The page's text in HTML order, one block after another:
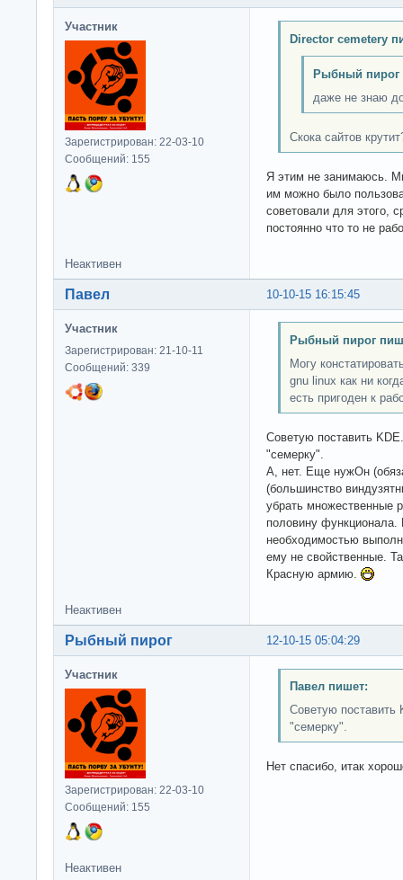
Участник
Зарегистрирован: 22-03-10
Сообщений: 155
Director cemetery
Рыбный пирог
даже не знаю
Скока сайтов
Я этим не занимаюсь.
им можно было
советовали для этого,
постоянно что то не
Неактивен
10-10-15 16:15:45
Павел
Участник
Зарегистрирован: 21-10-11
Сообщений: 339
Рыбный пирог
Могу
gnu linux как ни
есть пригоден к
Советую поставить
"семерку".
А, нет. Еще нужОн
(большинство
убрать множественные
половину функционала.
необходимостью
ему не свойственные.
Красную армию.
Неактивен
12-10-15 05:04:29
Рыбный пирог
Участник
Зарегистрирован: 22-03-10
Сообщений: 155
Павел пишет:
Советую поставить
"семерку".
Нет спасибо, итак
Неактивен